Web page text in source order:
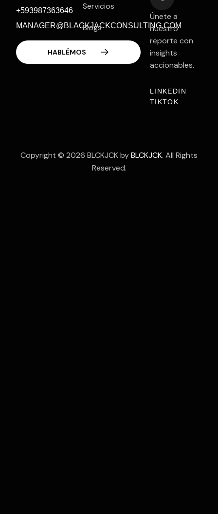
+593987363646
MANAGER@BLACKJACKCONSULTING.COM
Servicios
Blogs
Contacto
Únete a
nuestro
reporte con
insights
accionables.
LINKEDIN
TIKTOK
Copyright © 2026 BLCKJCK byBLCKJCK. All Rights
Reserved.